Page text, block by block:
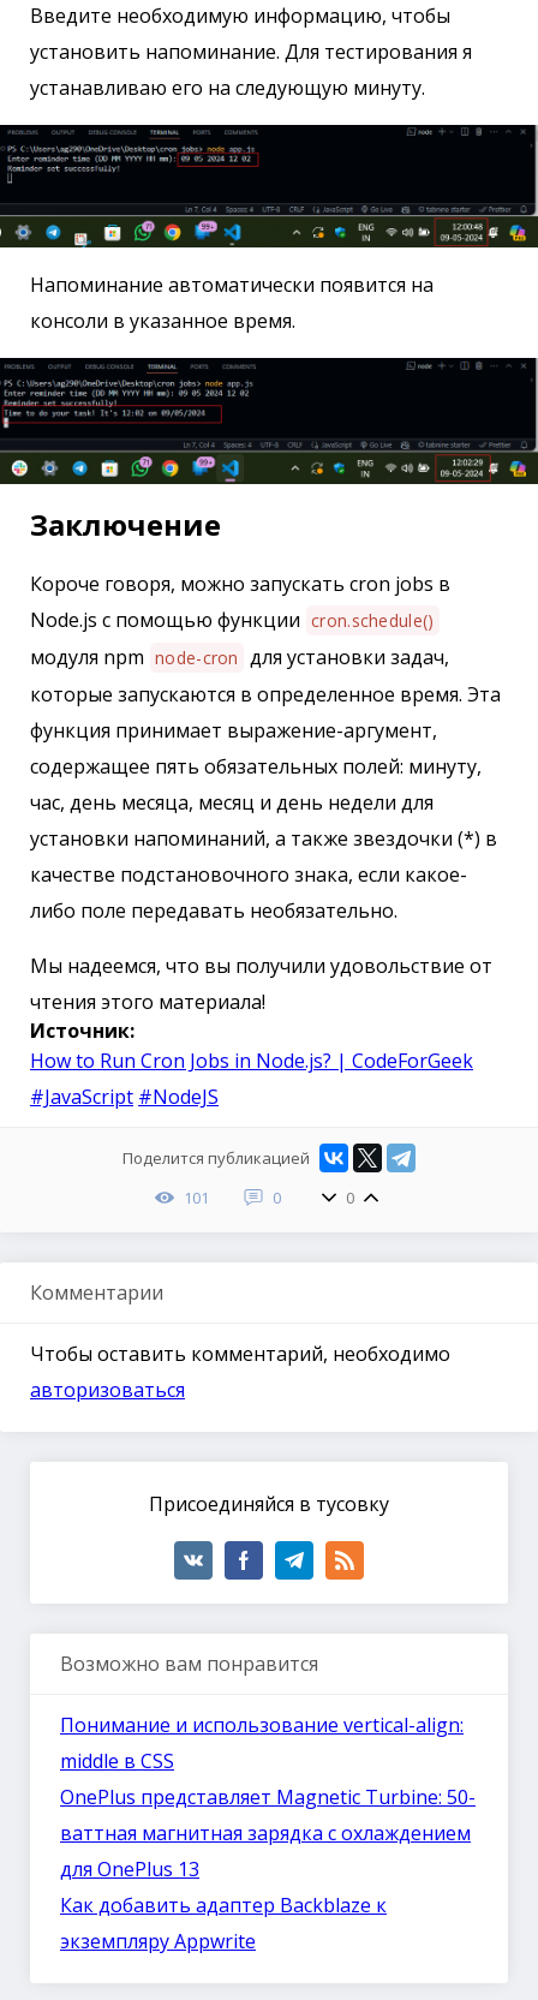
Введите необходимую информацию, чтобы
установить напоминание. Для тестирования я
устанавливаю его на следующую минуту.
Напоминание автоматически появится на
консоли в указанное время.
Заключение
Короче говоря, можно запускать cron jobs в
Node.js с помощью функции cron.schedule()
модуля npm node-cron для установки задач,
которые запускаются в определенное время. Эта
функция принимает выражение-аргумент,
содержащее пять обязательных полей: минуту,
час, день месяца, месяц и день недели для
установки напоминаний, а также звездочки (*) в
качестве подстановочного знака, если какое-
либо поле передавать необязательно.
Мы надеемся, что вы получили удовольствие от
чтения этого материала!
Источник:
How to Run Cron Jobs in Node.js? | CodeForGeek
#JavaScript #NodeJS
Поделится публикацией
101
0 0
Комментарии
Чтобы оставить комментарий, необходимо
авторизоваться
Присоединяйся в тусовку
Возможно вам понравится
Понимание и использование vertical-align:
middle в CSS
OnePlus представляет Magnetic Turbine: 50-
ваттная магнитная зарядка с охлаждением
для OnePlus 13
Как добавить адаптер Backblaze к
экземпляру Appwrite